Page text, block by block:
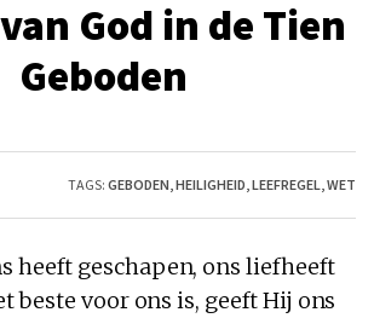
God in de Tien
Geboden
TAGS: GEBODEN HEILIGHEID LEEFREGEL WET
heeft geschapen, ons liefheeft
beste voor ons is, geeft Hij ons